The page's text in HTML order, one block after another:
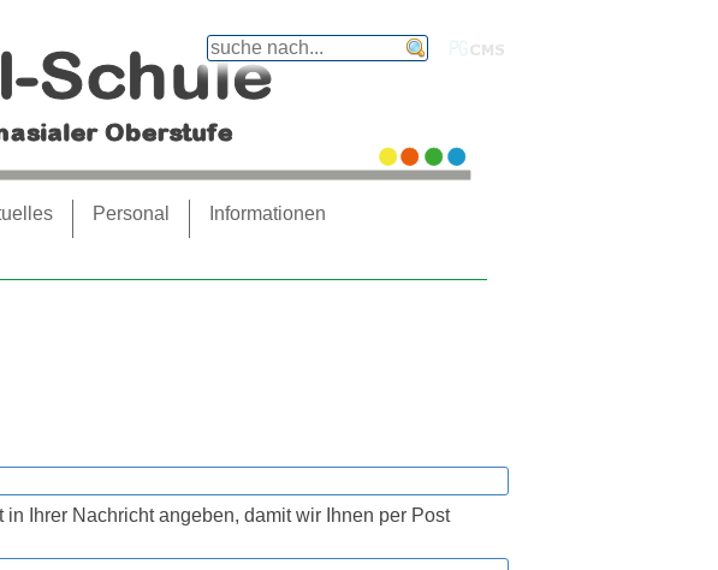
Ihrer Nachricht angeben, damit wir Ihnen per Post
Personal Informationen
finden